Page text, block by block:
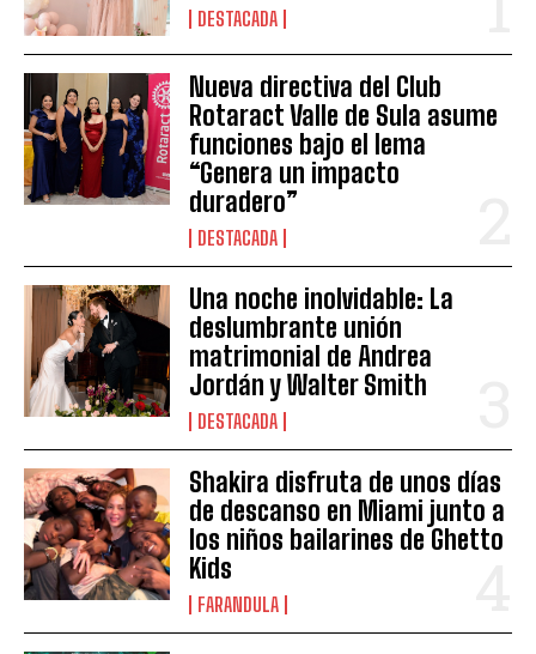
DESTACADA
Nueva directiva del Club
Rotaract Valle de Sula asume
funciones bajo el lema
“Genera un impacto
duradero”
DESTACADA
Una noche inolvidable: La
deslumbrante unión
matrimonial de Andrea
Jordán y Walter Smith
DESTACADA
Shakira disfruta de unos días
de descanso en Miami junto a
los niños bailarines de Ghetto
Kids
FARANDULA